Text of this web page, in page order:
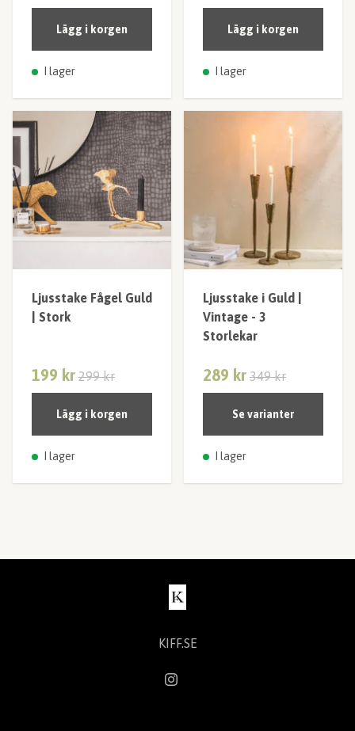
Lägg i korgen
I lager
Lägg i korgen
I lager
Ljusstake Fågel Guld
| Stork
199 kr 299 kr
Lägg i korgen
I lager
Ljusstake i Guld |
Vintage - 3
Storlekar
289 kr 349 kr
Se varianter
I lager
KIFF.SE